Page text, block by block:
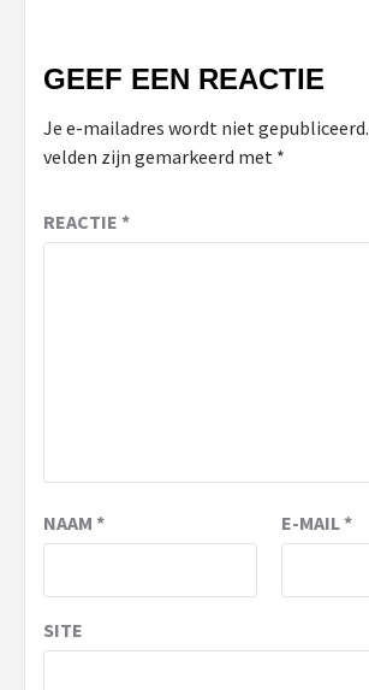
GEEF EEN REACTIE
Je e-mailadres wordt niet gepubliceerd.
velden zijn gemarkeerd met *
REACTIE *
NAAM * E-MAIL*
SITE